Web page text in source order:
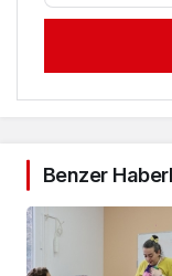
Benzer